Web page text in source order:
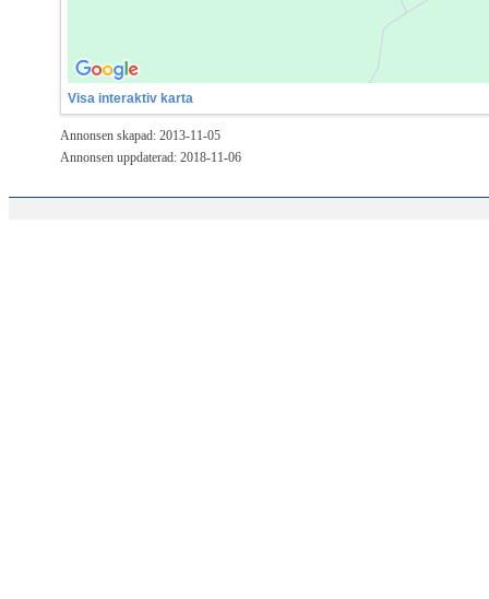
Visa interaktiv karta
Annonsen skapad: 2013-11-05
Annonsen uppdaterad: 2018-11-06